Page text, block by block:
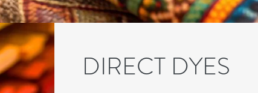
DIRECT DYES